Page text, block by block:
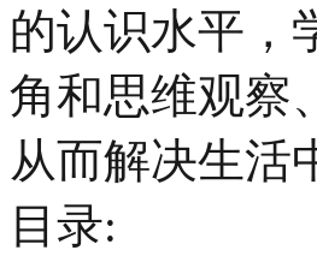
的认识水平，
角和思维观察
从而解决生活
目录: